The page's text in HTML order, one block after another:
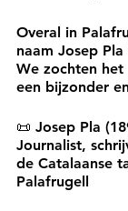
Overal in
naam Josep
We zochten
een bijzonder
📜 Josep Pla
Journalist,
de Catalaanse
Palafrugell